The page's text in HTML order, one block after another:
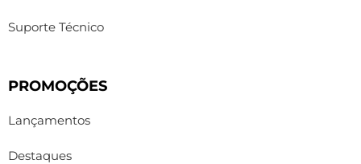
Suporte Técnico
PROMOÇÕES
Lançamentos
Destaques